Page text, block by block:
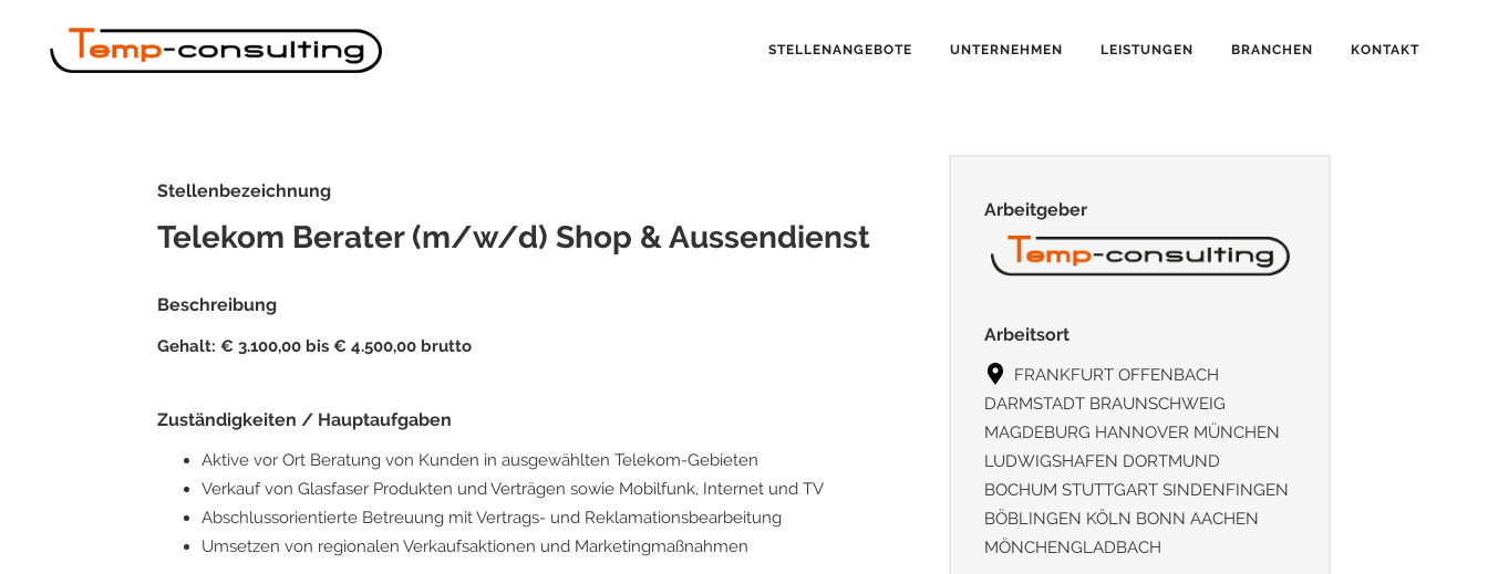
STELLENANGEBOTE UNTERNEHMEN LEISTUNGEN BRANCHEN KONTAKT
Stellenbezeichnung
Telekom Berater (m/w/d) Shop & Aussendienst
Beschreibung
Gehalt: € 3.100,00 bis € 4.500,00 brutto
Zuständigkeiten / Hauptaufgaben
Aktive vor Ort Beratung von Kunden in ausgewählten Telekom-Gebieten
Verkauf von Glasfaser Produkten und Verträgen sowie Mobilfunk, Internet und TV
Abschlussorientierte Betreuung mit Vertrags- und Reklamationsbearbeitung
Umsetzen von regionalen Verkaufsaktionen und Marketingmaßnahmen
Arbeitgeber
Arbeitsort
FRANKFURT OFFENBACH
DARMSTADT BRAUNSCHWEIG
MAGDEBURG HANNOVER MÜNCHEN
LUDWIGSHAFEN DORTMUND
BOCHUM STUTTGART SINDENFINGEN
BÖBLINGEN KÖLN BONN AACHEN
MÖNCHENGLADBACH